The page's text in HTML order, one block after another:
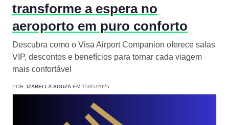
transforme a espera no
aeroporto em puro conforto
Descubra como o Visa Airport Companion oferece salas
VIP, descontos e benefícios para tornar cada viagem
mais confortável
POR: IZABELLA SOUZA EM 15/05/2025